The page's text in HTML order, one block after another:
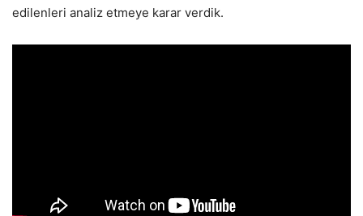
edilenleri analiz etmeye karar verdik.